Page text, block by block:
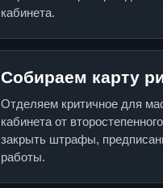
кабинета.
Собираем карту
Отделяем критичное для
кабинета от
закрыть штрафы,
работы.